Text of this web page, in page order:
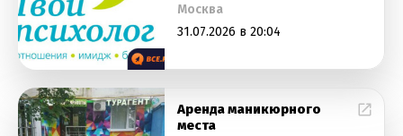
Москва
31.07.2026 в 20:04
Аренда маникюрного
места